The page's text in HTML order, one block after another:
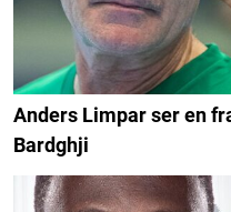
Anders Limpar ser en
Bardghji